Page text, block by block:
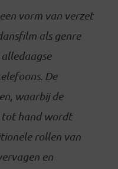
vorm van verzet
als genre
De
waarbij de
tot hand wordt
rollen van
en